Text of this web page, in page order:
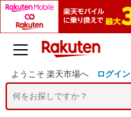
ようこそ 楽天市場へ ログイン